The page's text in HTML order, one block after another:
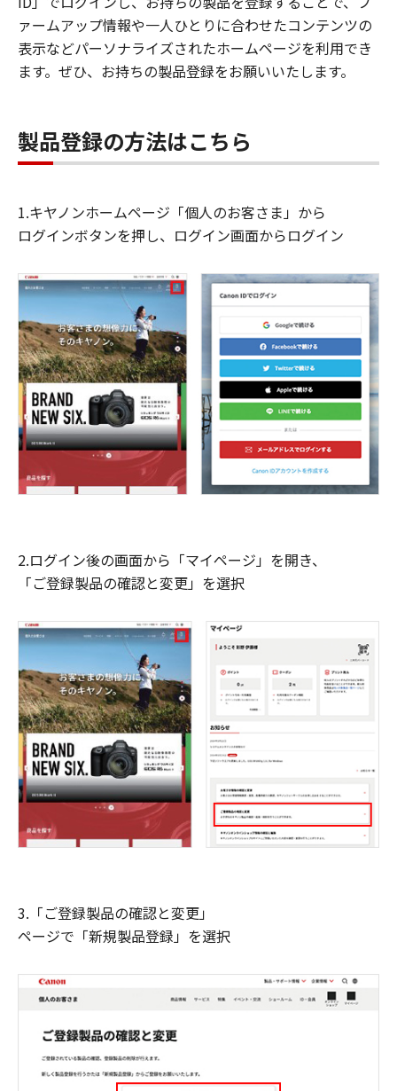
ァームアップ情報や一人ひとりに合わせたコンテンツの
表示などパーソナライズされたホームページを利用でき
ます。ぜひ、お持ちの製品登録をお願いいたします。
製品登録の方法はこちら
1.キヤノンホームページ「個人のお客さま」から
ログインボタンを押し、ログイン画面からログイン
2.ログイン後の画面から「マイページ」を開き、
「ご登録製品の確認と変更」を選択
3.「ご登録製品の確認と変更」
ページで「新規製品登録」を選択